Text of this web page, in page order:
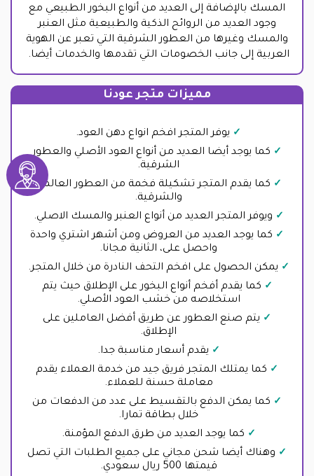
المسك بالإضافة إلى العديد من أنواع البخور الطبيعي مع
وجود العديد من الروائح الذكية والطبيعية مثل العنبر
والمسك وغيرها من العطور الشرقية التي تعبر عن الهوية
العربية إلى جانب الخصومات التي تقدمها والخدمات أيضا.
مميزات متجر عودنا
يوفر المتجر افخم انواع دهن العود.
كما يوجد أيضا العديد من أنواع العود الأصلي والعطور
الشرقية.
كما يقدم المتجر تشكيلة فخمة من العطور العالمية
والشرقية.
ويوفر المتجر العديد من أنواع العنبر والمسك الاصلي.
كما يوجد العديد من العروض ومن أشهر اشتري واحدة
واحصل على، الثانية مجانا.
يمكن الحصول على افخم التحف النادرة من خلال المتجر.
كما يقدم أفخم أنواع البخور على الإطلاق حيث يتم
استخلاصه من خشب العود الأصلي.
يتم صنع العطور عن طريق أفضل العاملين على
الإطلاق.
يقدم أسعار مناسبة جدا.
كما يمتلك المتجر فريق جيد من خدمة العملاء يقدم
معاملة حسنة للعملاء.
كما يمكن الدفع بالتقسيط على عدد من الدفعات من
خلال بطاقة تمارا.
كما يوجد العديد من طرق الدفع المؤمنة.
وهناك أيضا شحن مجاني على جميع الطلبات التي تصل
قيمتها 500 ريال سعودي.